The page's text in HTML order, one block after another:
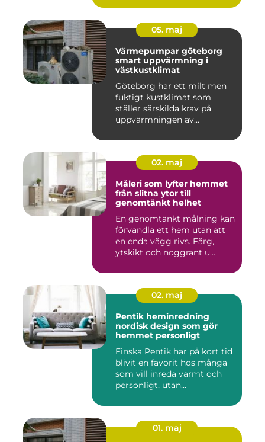
05. maj
Värmepumpar göteborg
smart uppvärmning i
västkustklimat
Göteborg har ett milt men
fuktigt kustklimat som
ställer särskilda krav på
uppvärmningen av
02. maj
Måleri som lyfter hemmet
från slitna ytor till
genomtänkt helhet
En genomtänkt målning kan
förvandla ett hem utan att
en enda vägg rivs. Färg,
ytskikt och noggrant u...
02. maj
Pentik heminredning
nordisk design som gör
hemmet personligt
Finska Pentik har på kort tid
blivit en favorit hos många
som vill inreda varmt och
personligt, utan...
01. maj